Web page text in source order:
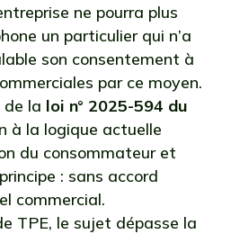
ne pourra plus
un particulier qui n’a
son consentement à
par ce moyen.
de la loi n° 2025-594 du
à la logique actuelle
du consommateur et
: sans accord
commercial.
TPE, le sujet dépasse la